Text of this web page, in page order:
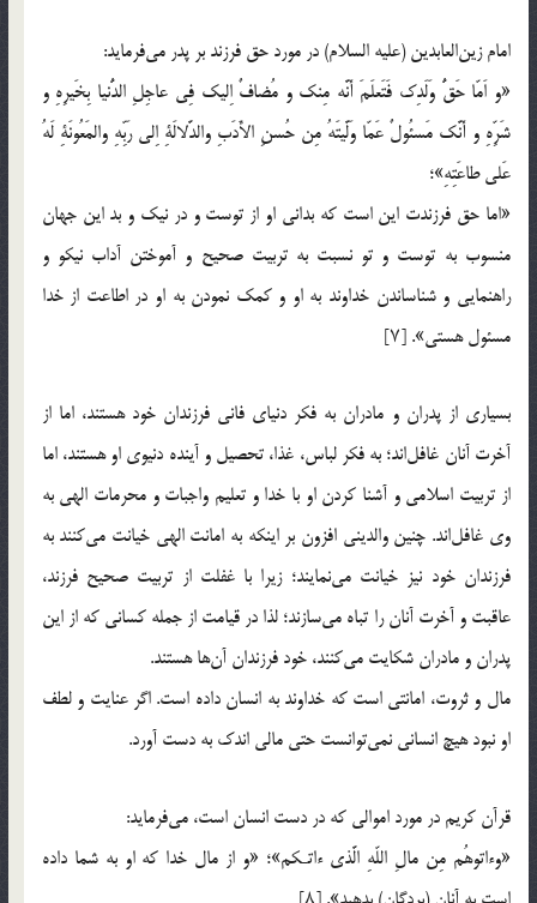
امام زین‌العابدین (علیه السلام) در مورد حق فرزند بر پدر می‌فرماید:
«و اَمّا حَقُّ وَلَدِک فَتَعلَمَ أَنَّه مِنک و مُضافٌ اِلیک فِی عاجِلِ الدُّنیا بِخَیرِهِ و
شَرِّهِ و أَنَّک مَسئُولٌ عَمّا وَلَّیتَهُ مِن حُسنِ الأَدَبِ والدَّلالَةِ اِلی رَبِّهِ والمَعُونَةِ لَهُ
عَلی طاعَتِهِ»؛
«اما حق فرزندت این است که بدانی او از توست و در نیک و بد این جهان
منسوب به توست و تو نسبت به تربیت صحیح و آموختن آداب نیکو و
راهنمایی و شناساندن خداوند به او و کمک نمودن به او در اطاعت از خدا
مسئول هستی». [۷]
بسیاری از پدران و مادران به فکر دنیای فانی فرزندان خود هستند، اما از
آخرت آنان غافل‌اند؛ به فکر لباس، غذا، تحصیل و آینده دنیوی او هستند، اما
از تربیت اسلامی و آشنا کردن او با خدا و تعلیم واجبات و محرمات الهی به
وی غافل‌اند. چنین والدینی افزون بر اینکه به امانت الهی خیانت می‌کنند به
فرزندان خود نیز خیانت می‌نمایند؛ زیرا با غفلت از تربیت صحیح فرزند،
عاقبت و آخرت آنان را تباه می‌سازند؛ لذا در قیامت از جمله کسانی که از این
پدران و مادران شکایت می‌کنند، خود فرزندان آن‌ها هستند.
مال و ثروت، امانتی است که خداوند به انسان داده است. اگر عنایت و لطف
او نبود هیچ انسانی نمی‌توانست حتی مالی اندک به دست آورد.
قرآن کریم در مورد اموالی که در دست انسان است، می‌فرماید:
«وءاتوهُم مِن مالِ اللّهِ الَّذی ءاتـکم»؛ «و از مال خدا که او به شما داده